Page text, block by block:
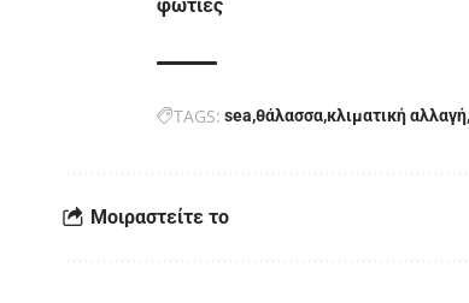
φωτιές
TAGS: sea θάλασσακλιματική αλλαγή
Μοιραστείτε το